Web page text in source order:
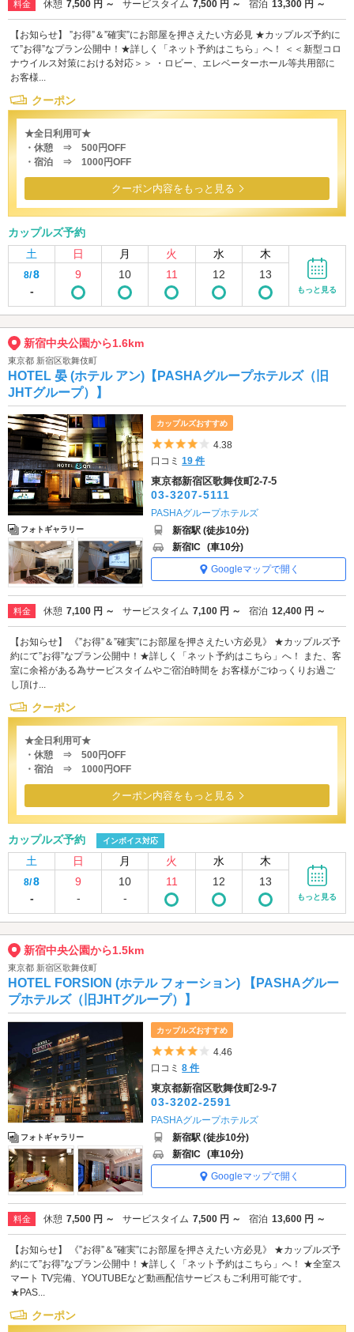
料金 休憩 7,500 円 ～ サービスタイム 7,500 円 ～ 宿泊 13,300 円 ～
【お知らせ】 ”お得”＆”確実”にお部屋を押さえたい方必見 ★カップルズ予約に
て”お得”なプラン公開中！★詳しく「ネット予約はこちら」へ！ ＜＜新型コロ
ナウイルス対策における対応＞＞ ・ロビー、エレベーターホール等共用部に
お客様...
クーポン
★全日利用可★
・休憩 ⇒ 500円OFF
・宿泊 ⇒ 1000円OFF
クーポン内容をもっと見る
カップルズ予約
土
日 月 火 水 木
8/8
-
9 10 11 12 13
もっと見る
新宿中央公園から1.6km
東京都 新宿区歌舞伎町
HOTEL 晏 (ホテル アン)【PASHAグループホテルズ（旧
JHTグループ）】
フォトギャラリー
カップルズおすすめ
5つ星のうち4
4.38
口コミ19 件
東京都新宿区歌舞伎町2-7-5
03-3207-5111
PASHAグループホテルズ
新宿駅 (徒歩10分)
新宿IC (車10分)
Googleマップで開く
料金 休憩 7,100 円 ～ サービスタイム 7,100 円 ～ 宿泊 12,400 円 ～
【お知らせ】 《”お得”＆”確実”にお部屋を押さえたい方必見》 ★カップルズ予
約にて”お得”なプラン公開中！★詳しく「ネット予約はこちら」へ！ また、客
室に余裕がある為サービスタイムやご宿泊時間を お客様がごゆっくりお過ご
し頂け...
クーポン
★全日利用可★
・休憩 ⇒ 500円OFF
・宿泊 ⇒ 1000円OFF
クーポン内容をもっと見る
カップルズ予約 インボイス対応
土 日 月 火 水 木
8/8
-
9
-
10
-
11 12 13
もっと見る
新宿中央公園から1.5km
東京都 新宿区歌舞伎町
HOTEL FORSION (ホテル フォーション) 【PASHAグルー
プホテルズ（旧JHTグループ）】
フォトギャラリー
カップルズおすすめ
5つ星のうち4
4.46
口コミ8 件
東京都新宿区歌舞伎町2-9-7
03-3202-2591
PASHAグループホテルズ
新宿駅 (徒歩10分)
新宿IC (車10分)
Googleマップで開く
料金 休憩 7,500 円 ～ サービスタイム 7,500 円 ～ 宿泊 13,600 円 ～
【お知らせ】 《”お得”＆”確実”にお部屋を押さえたい方必見》 ★カップルズ予
約にて”お得”なプラン公開中！★詳しく「ネット予約はこちら」へ！ ★全室ス
マート TV完備、YOUTUBEなど動画配信サービスもご利用可能です。
★PAS...
クーポン